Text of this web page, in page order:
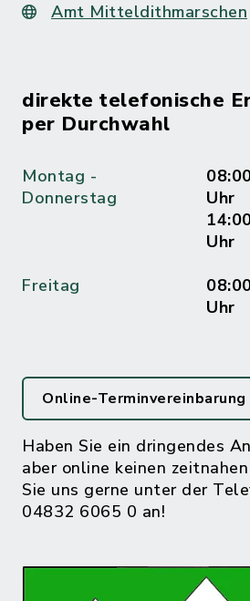
Amt Mitteldithmarschen
direkte telefonische
per Durchwahl
Montag -
Donnerstag
Uhr
Uhr
Freitag
Uhr
Online-Terminvereinbarung
Haben Sie ein dringendes
aber online keinen
Sie uns gerne unter der
04832 6065 0 an!